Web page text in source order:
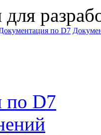
по D7
по D7